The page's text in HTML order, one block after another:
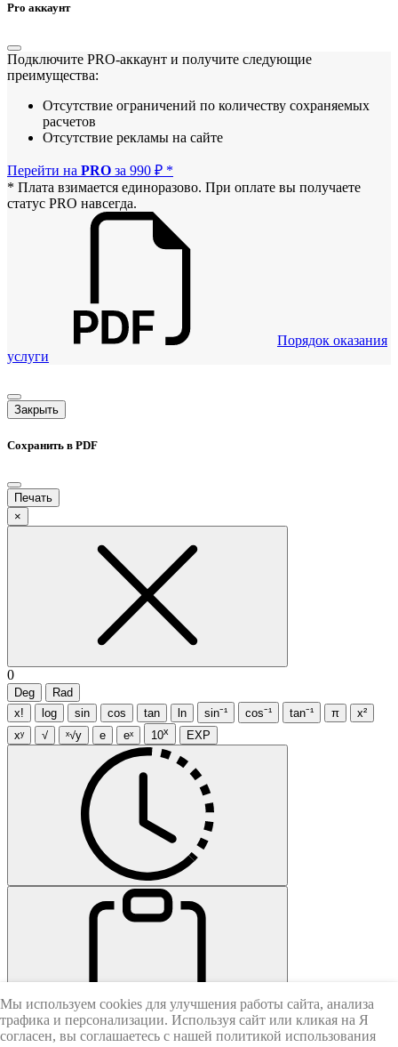
Мы используем cookies для улучшения работы сайта, анализа
трафика и персонализации. Используя сайт или кликая на Я
согласен, вы соглашаетесь с нашей политикой использования
Pro аккаунт
Подключите PRO-аккаунт и получите следующие
преимущества:
Отсутствие ограничений по количеству сохраняемых
расчетов
Отсутствие рекламы на сайте
Перейти на PRO за 990 ₽ *
* Плата взимается единоразово. При оплате вы получаете
статус PRO навсегда.
Порядок оказания
услуги
Закрыть
Сохранить в PDF
Печать
×
0
Deg
Rad
x!
log sin cos tan ln sin⁻¹ cos⁻¹ tan⁻¹ π
x²
xʸ
√ ˣ√y e eˣ 10x EXP
CE
AC
Ans
( ) × 7 8 9 ÷ 4 5 6 − 1 2 3